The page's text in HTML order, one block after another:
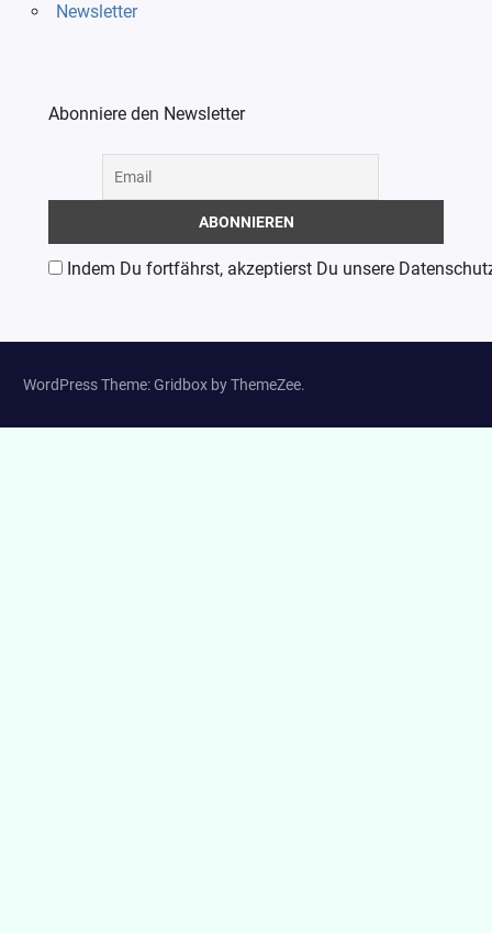
Newsletter
Abonniere den Newsletter
Indem Du fortfährst, akzeptierst Du unsere
WordPress Theme: Gridbox by ThemeZee.